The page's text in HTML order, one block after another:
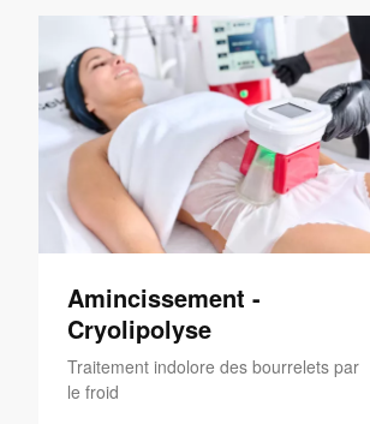
Amincissement -
Cryolipolyse
Traitement indolore des bourrelets par
le froid